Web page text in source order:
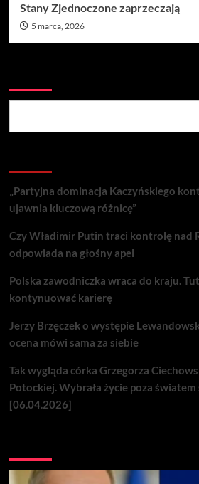
Stany Zjednoczone zaprzeczają
5 marca, 2026
„Partyjna dominacja Kaczyńskiego
ujawnia kluczową różnicę”
Czy Władimir Putin traci kontrolę nad
odpowiada na głośny apel
Polska zawodniczka wraca do kraju.
kontynuować karierę
Jerzy Brzęczek o występie
ocena mówi sama za siebie
Tak wygląda córka Grzegorza
Potockiej. Wybrała życie poza
[06.04.2026]